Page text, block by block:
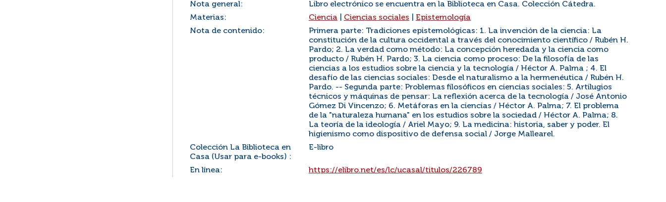
Nota general:
Libro electrónico se encuentra en la Biblioteca en Casa. Colección Cátedra.
Materias:
Ciencia Ciencias sociales
Epistemología
Nota de contenido:
Primera parte: Tradiciones epistemológicas: 1. La invención de la ciencia: La
constitución de la cultura occidental a través del conocimiento científico / Rubén H.
Pardo; 2. La verdad como método: La concepción heredada y la ciencia como
producto / Rubén H. Pardo; 3. La ciencia como proceso: De la filosofía de las
ciencias a los estudios sobre la ciencia y la tecnología / Héctor A. Palma ; 4. El
desafío de las ciencias sociales: Desde el naturalismo a la hermenéutica / Rubén H.
Pardo. -- Segunda parte: Problemas filosóficos en ciencias sociales: 5. Artilugios
técnicos y máquinas de pensar: La reflexión acerca de la tecnología / José Antonio
Gómez Di Vincenzo; 6. Metáforas en la ciencias / Héctor A. Palma; 7. El problema
de la "naturaleza humana" en los estudios sobre la sociedad / Héctor A. Palma; 8.
La teoría de la ideología / Ariel Mayo; 9. La medicina: historia, saber y poder. El
higienismo como dispositivo de defensa social / Jorge Mallearel.
Colección La Biblioteca en
Casa (Usar para e-books) :
E-libro
En línea: https://elibro.net/es/lc/ucasal/titulos/226789